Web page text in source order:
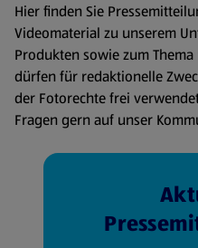
Hier finden Sie
Videomaterial zu unserem
Produkten sowie zum
dürfen für redaktionelle
der Fotorechte frei
Fragen gern auf unser